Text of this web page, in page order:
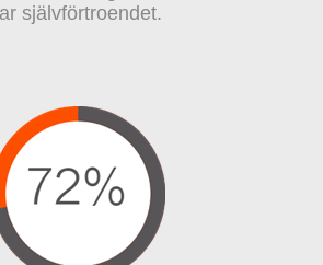
självförtroendet.